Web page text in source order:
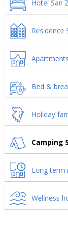
Hotel San
Residence
Bed &
Holiday
Camping
Long term
Wellness